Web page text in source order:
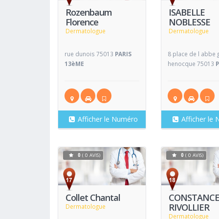
Rozenbaum
Florence
Dermatologue
rue dunois 75013 PARIS
13èME
Afficher le Numéro
ISABELLE
NOBLESSE
Dermatologue
8 place de l abbe
henocque 75013
Afficher le
Collet Chantal
Dermatologue
Voir
0 ( 0 AVIS)
CONSTANCE
RIVOLLIER
Dermatologue
Fiche
0( 0 AVIS)